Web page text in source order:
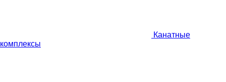
Канатные
комплексы